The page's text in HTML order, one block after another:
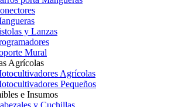
y Lanzas
Mural
Agrícolas
Agrícolas
Pequeños
e Insumos
y Cuchillas